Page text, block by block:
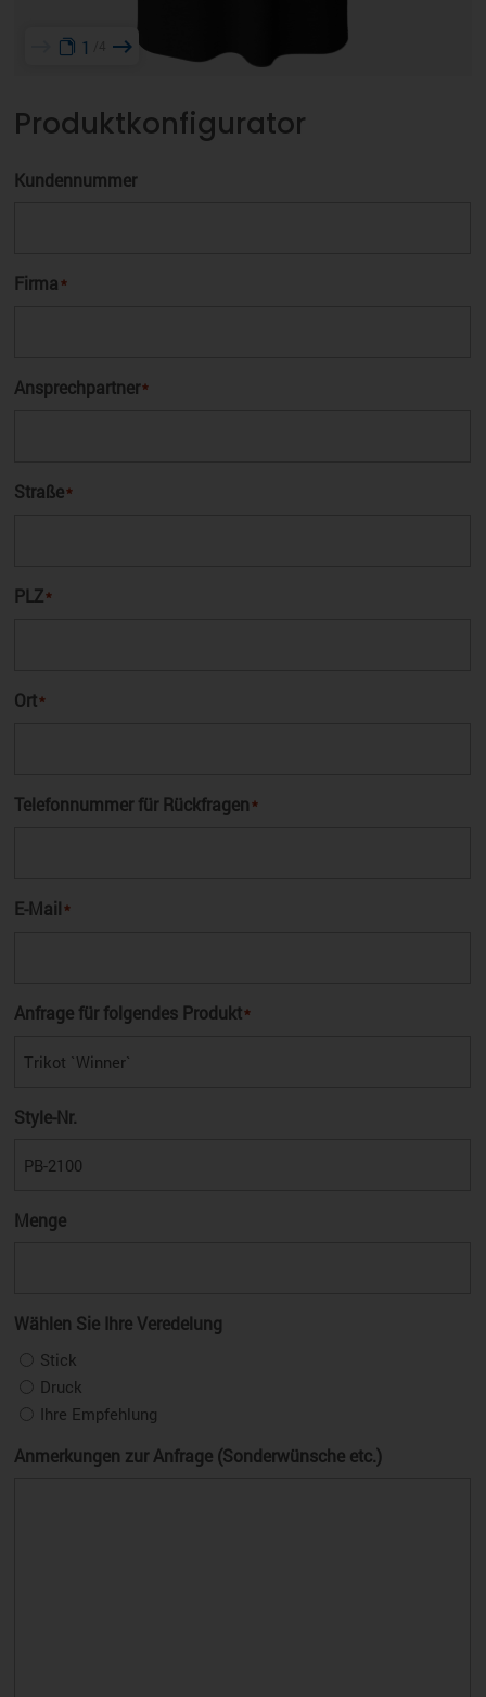
1
Produktkonfigurator
Kundennummer
Firma *
Ansprechpartner*
Straße*
PLZ*
Ort*
Telefonnummer für Rückfragen *
E-Mail *
Anfrage für folgendes Produkt*
Style-Nr.
Menge
Wählen Sie Ihre Veredelung
Stick
Druck
Ihre Empfehlung
Anmerkungen zur Anfrage (Sonderwünsche etc.)